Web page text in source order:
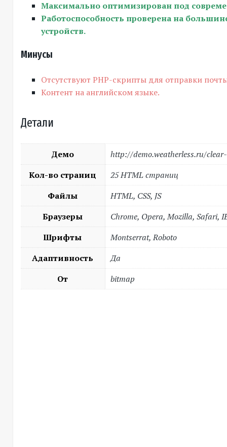
Максимально оптимизирован под
Работоспособность проверена на
устройств.
Минусы
Отсутствуют PHP-скрипты для отправки
Контент на английском языке.
Детали
Демо
http://demo.weatherless.ru/
Кол-во страниц
25 HTML страниц
Файлы
HTML, CSS, JS
Браузеры
Chrome, Opera, Mozilla, Safari,
Шрифты
Montserrat, Roboto
Адаптивность
Да
От
bitmap